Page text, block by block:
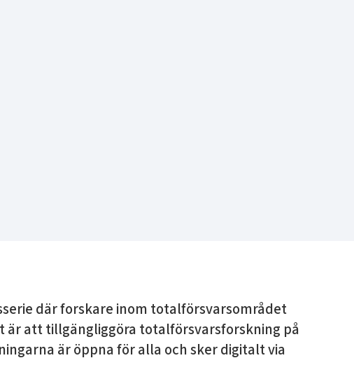
där forskare inom totalförsvarsområdet
är att tillgängliggöra totalförsvarsforskning på
är öppna för alla och sker digitalt via